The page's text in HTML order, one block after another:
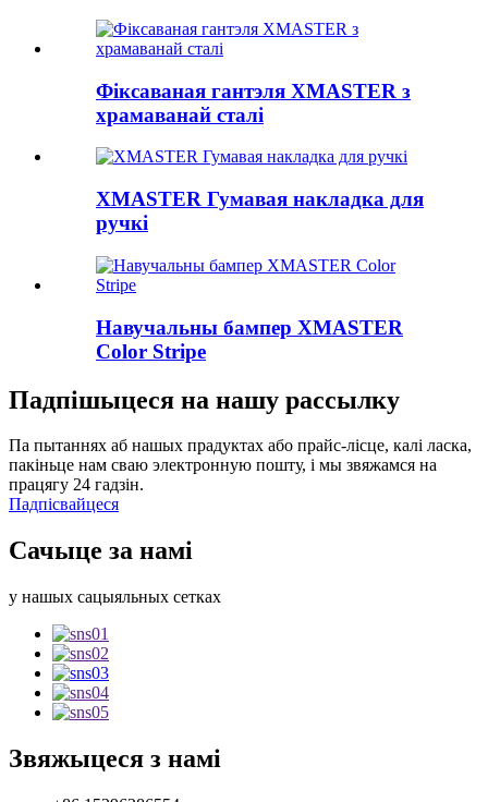
Фіксаваная гантэля XMASTER з
храмаванай сталі
XMASTER Гумавая накладка для
ручкі
Навучальны бампер XMASTER
Color Stripe
Падпішыцеся на нашу рассылку
Па пытаннях аб нашых прадуктах або прайс-лісце, калі ласка,
пакіньце нам сваю электронную пошту, і мы звяжамся на
працягу 24 гадзін.
Падпісвайцеся
Сачыце за намі
у нашых сацыяльных сетках
Звяжыцеся з намі